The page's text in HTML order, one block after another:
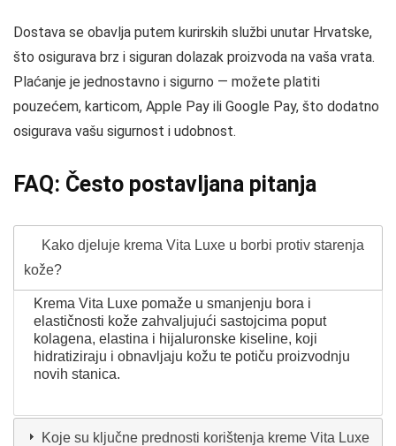
Dostava se obavlja putem kurirskih službi unutar Hrvatske,
što osigurava brz i siguran dolazak proizvoda na vaša vrata.
Plaćanje je jednostavno i sigurno — možete platiti
pouzećem, karticom, Apple Pay ili Google Pay, što dodatno
osigurava vašu sigurnost i udobnost.
FAQ: Često postavljana pitanja
Kako djeluje krema Vita Luxe u borbi protiv starenja
kože?
Krema Vita Luxe pomaže u smanjenju bora i
elastičnosti kože zahvaljujući sastojcima poput
kolagena, elastina i hijaluronske kiseline, koji
hidratiziraju i obnavljaju kožu te potiču proizvodnju
novih stanica.
Koje su ključne prednosti korištenja kreme Vita Luxe